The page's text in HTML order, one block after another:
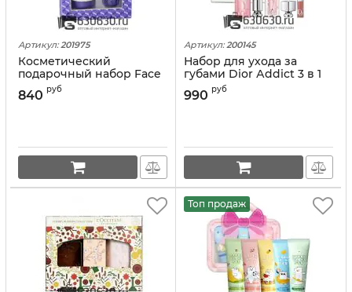
Артикул: 201975
Косметический
подарочный набор Face
Beauty 3 в 1
840 руб
Артикул: 200145
Набор для ухода за
губами Dior Аddict 3 в 1
990 руб
Топ продаж